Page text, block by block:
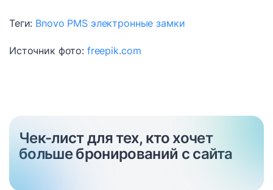
Теги: Bnovo PMS электронные замки
Источник фото: freepik.com
Чек-лист для тех, кто хочет
больше бронирований с сайта